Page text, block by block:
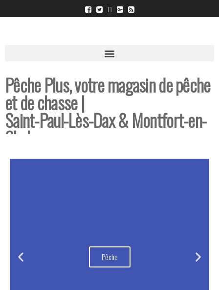
Pêche Plus, votre magasin de pêche
et de chasse |
Saint-Paul-Lès-Dax & Montfort-en-
Chalosse
Pêche